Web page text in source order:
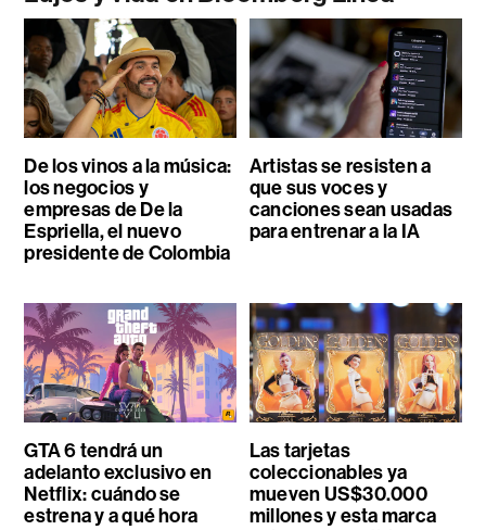
De los vinos a la música:
los negocios y
empresas de De la
Espriella, el nuevo
presidente de Colombia
Artistas se resisten a
que sus voces y
canciones sean usadas
para entrenar a la IA
GTA 6 tendrá un
adelanto exclusivo en
Netflix: cuándo se
estrena y a qué hora
Las tarjetas
coleccionables ya
mueven US$30.000
millones y esta marca